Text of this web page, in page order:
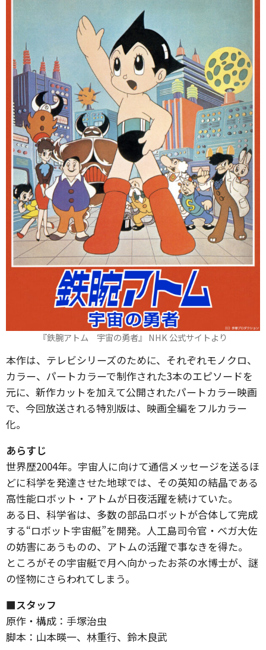
『鉄腕アトム 宇宙の勇者』 NHK 公式サイトより
本作は、テレビシリーズのために、それぞれモノクロ、
カラー、パートカラーで制作された3本のエピソードを
元に、新作カットを加えて公開されたパートカラー映画
で、今回放送される特別版は、映画全編をフルカラー
化。
あらすじ
世界歴2004年。宇宙人に向けて通信メッセージを送るほ
どに科学を発達させた地球では、その英知の結晶である
高性能ロボット・アトムが日夜活躍を続けていた。
ある日、科学省は、多数の部品ロボットが合体して完成
する“ロボット宇宙艇”を開発。人工島司令官・ベガ大佐
の妨害にあうものの、アトムの活躍で事なきを得た。
ところがその宇宙艇で月へ向かったお茶の水博士が、謎
の怪物にさらわれてしまう。
■スタッフ
原作・構成：手塚治虫
脚本：山本暎一、林重行、鈴木良武